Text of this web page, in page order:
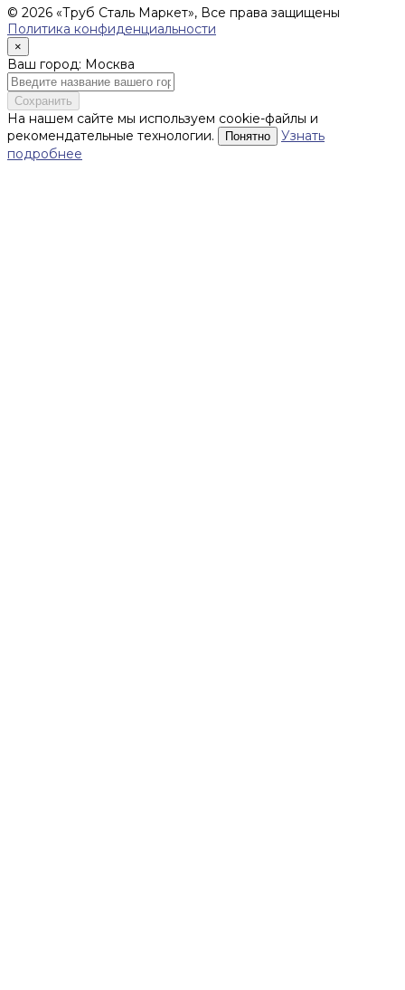
© 2026 «Труб Сталь Маркет», Все права защищены
Политика конфиденциальности
×
Ваш город: Москва
Сохранить
На нашем сайте мы используем cookie-файлы и
рекомендательные технологии.
Понятно
Узнать
подробнее